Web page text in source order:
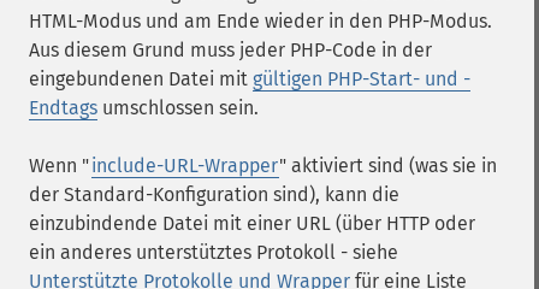
HTML-Modus und am Ende wieder in den PHP-Modus.
Aus diesem Grund muss jeder PHP-Code in der
eingebundenen Datei mit gültigen PHP-Start- und -
Endtags umschlossen sein.
Wenn "include-URL-Wrapper" aktiviert sind (was sie in
der Standard-Konfiguration sind), kann die
einzubindende Datei mit einer URL (über HTTP oder
ein anderes unterstütztes Protokoll - siehe
Unterstützte Protokolle und Wrapper für eine Liste